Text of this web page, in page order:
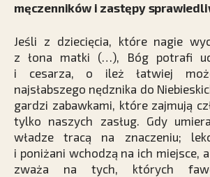
męczenników i zastępy
Jeśli z dziecięcia, które nagie
z łona matki (…), Bóg potrafi
i cesarza, o ileż łatwiej
najsłabszego nędznika do
gardzi zabawkami, które zajmują
tylko naszych zasług. Gdy
władze tracą na znaczeniu;
i poniżani wchodzą na ich miejsce,
zważa na tych, których